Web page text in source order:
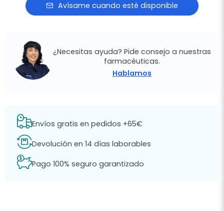
Avísame cuando esté disponible
¿Necesitas ayuda? Pide consejo a nuestras
farmacéuticas.
Hablamos
Envíos gratis en pedidos +65€
Devolución en 14 días laborables
Pago 100% seguro garantizado